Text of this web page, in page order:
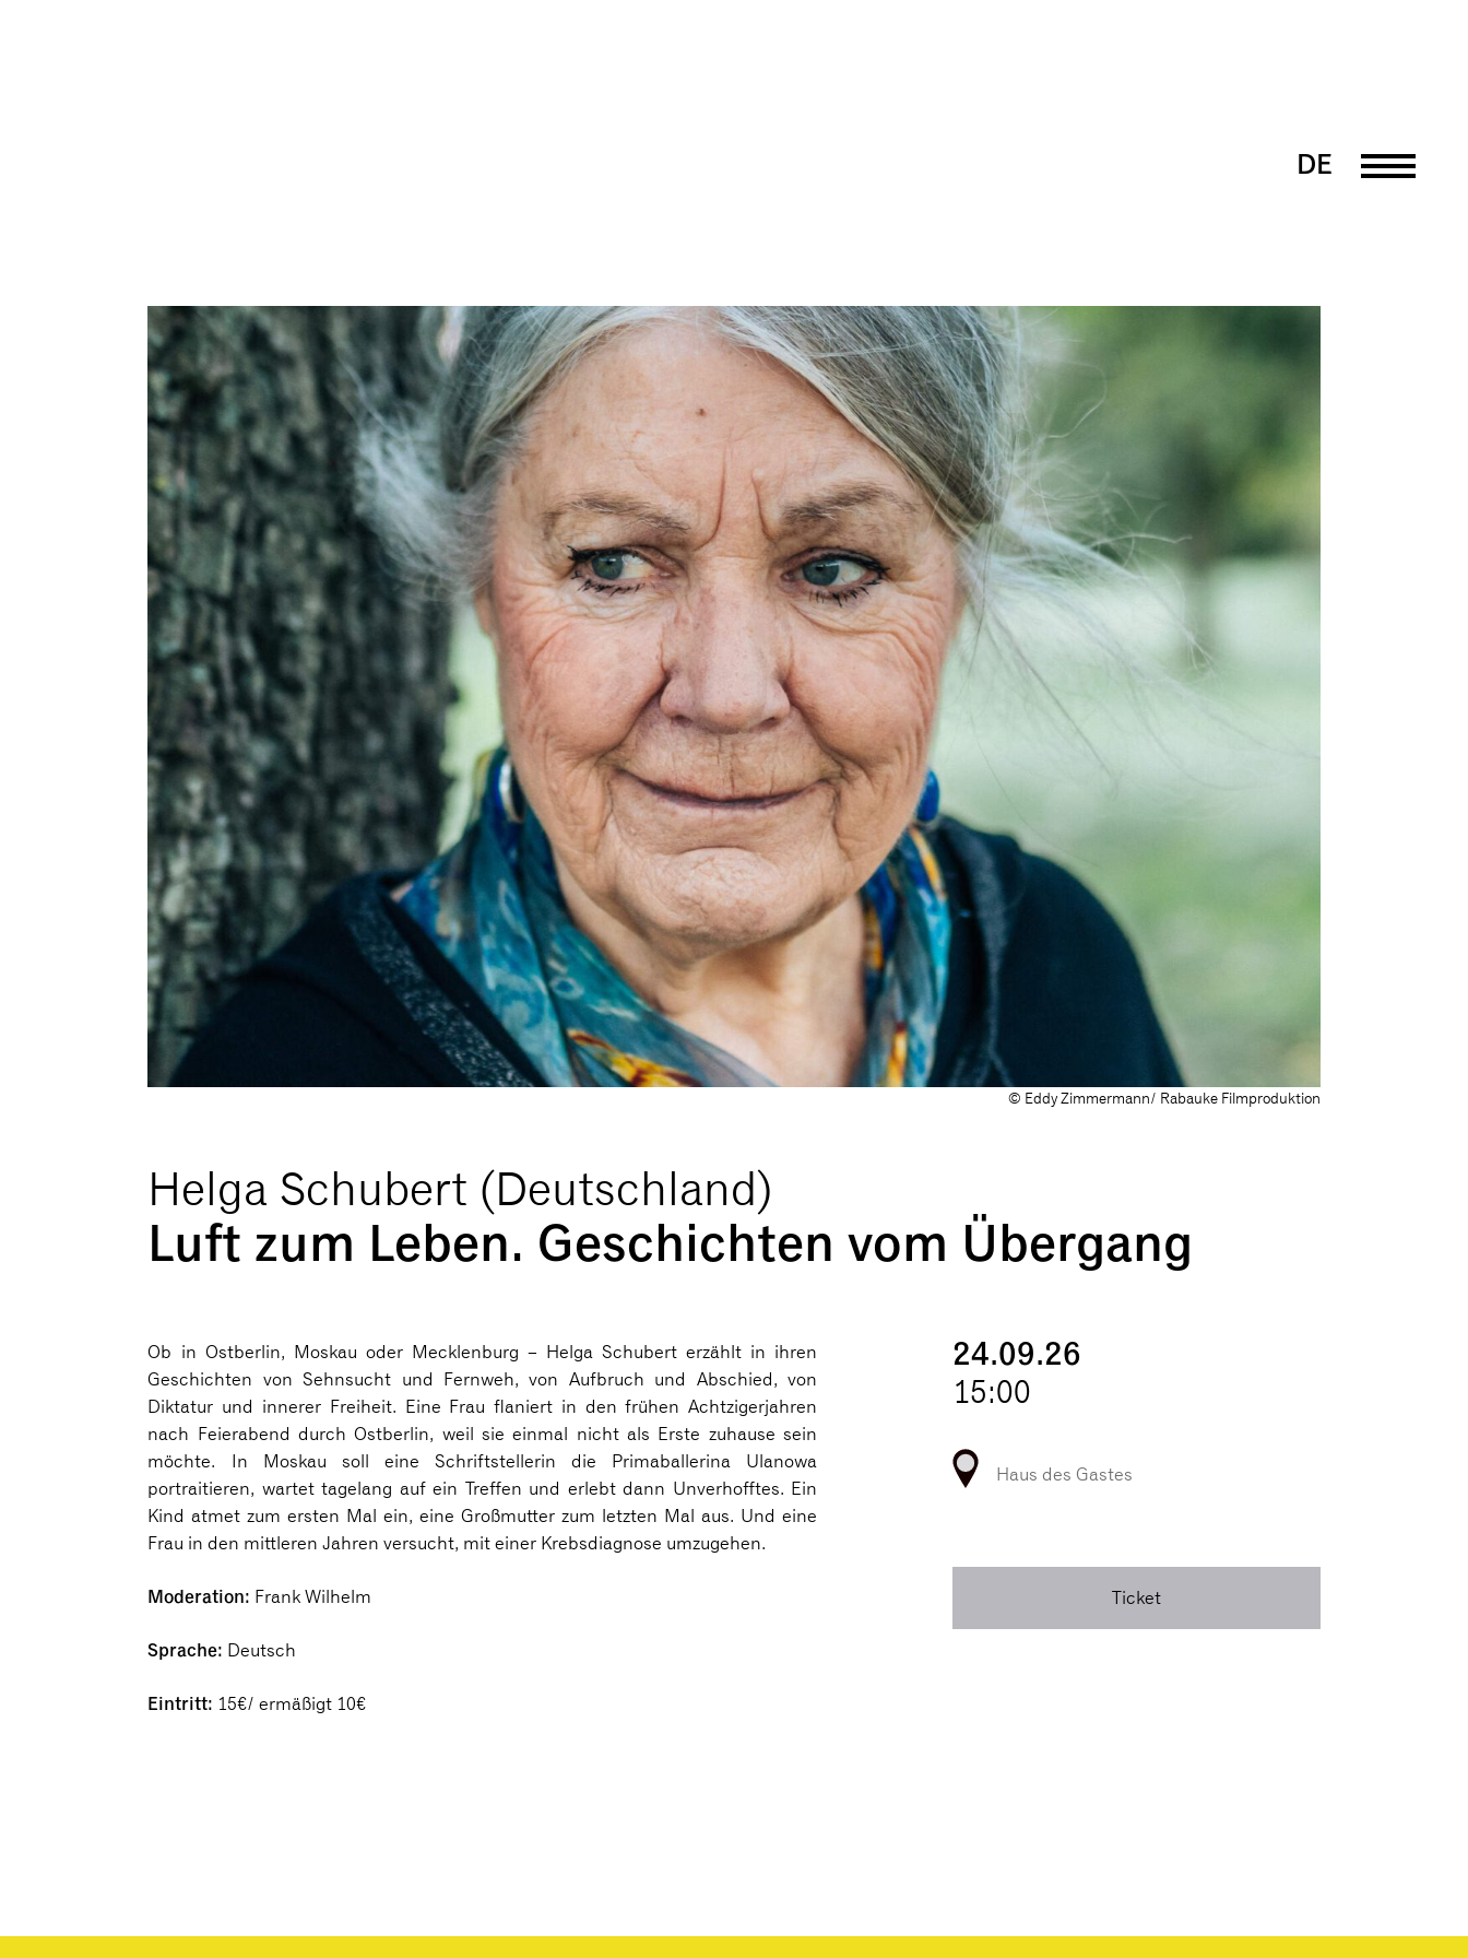
DE
© Eddy Zimmermann/ Rabauke Filmproduktion
Helga Schubert (Deutschland)
Luft zum Leben. Geschichten vom Übergang
Ob in Ostberlin, Moskau oder Mecklenburg – Helga Schubert erzählt in ihren
Geschichten von Sehnsucht und Fernweh, von Aufbruch und Abschied, von
Diktatur und innerer Freiheit. Eine Frau flaniert in den frühen Achtzigerjahren
nach Feierabend durch Ostberlin, weil sie einmal nicht als Erste zuhause sein
möchte. In Moskau soll eine Schriftstellerin die Primaballerina Ulanowa
portraitieren, wartet tagelang auf ein Treffen und erlebt dann Unverhofftes. Ein
Kind atmet zum ersten Mal ein, eine Großmutter zum letzten Mal aus. Und eine
Frau in den mittleren Jahren versucht, mit einer Krebsdiagnose umzugehen.
Moderation: Frank Wilhelm
Sprache: Deutsch
Eintritt: 15€/ ermäßigt 10€
24.09.26
15:00
Haus des Gastes
Ticket